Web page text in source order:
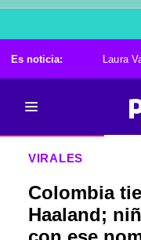
Es noticia: Laura
VIRALES
Colombia
Haaland;